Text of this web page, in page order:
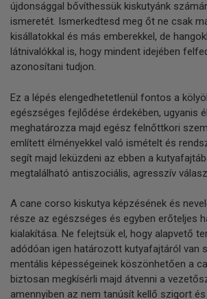
újdonsággal bővíthessük kiskutyánk
ismeretét. Ismerkedtesd meg őt ne csak
kisállatokkal és más emberekkel, de
látnivalókkal is, hogy mindent idejében
azonosítani tudjon.
Ez a lépés elengedhetetlenül fontos a
egészséges fejlődése érdekében, ugyanis
meghatározza majd egész felnőttkori
említett élményekkel való ismételt és
segít majd leküzdeni az ebben a
megtalálható antiszociális, agresszív
A cane corso kiskutya képzésének és
része az egészséges és egyben erőteljes
kialakítása. Ne felejtsük el, hogy alapvető
adódóan igen határozott kutyafajtáról van
mentális képességeinek köszönhetően a
biztosan megkísérli majd átvenni a
amennyiben az nem tanúsít kellő szigort